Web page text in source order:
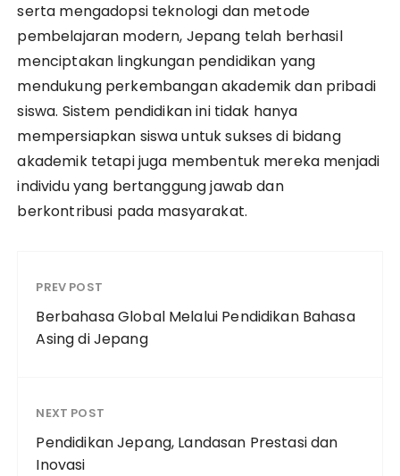
serta mengadopsi teknologi dan metode
pembelajaran modern, Jepang telah berhasil
menciptakan lingkungan pendidikan yang
mendukung perkembangan akademik dan pribadi
siswa. Sistem pendidikan ini tidak hanya
mempersiapkan siswa untuk sukses di bidang
akademik tetapi juga membentuk mereka menjadi
individu yang bertanggung jawab dan
berkontribusi pada masyarakat.
PREV POST
Berbahasa Global Melalui Pendidikan Bahasa
Asing di Jepang
NEXT POST
Pendidikan Jepang, Landasan Prestasi dan
Inovasi